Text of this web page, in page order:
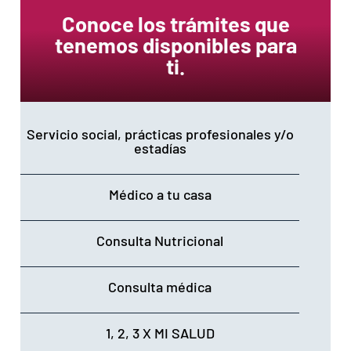
Conoce los trámites que
tenemos disponibles para
ti.
Servicio social, prácticas profesionales y/o
estadías
Médico a tu casa
Consulta Nutricional
Consulta médica
1, 2, 3 X MI SALUD